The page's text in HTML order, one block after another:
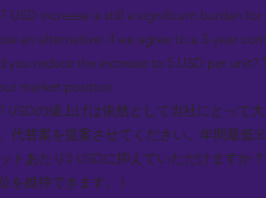
increase is still a significant burden
an alternative: if we agree to a 3-year
reduce the increase to 5 USD per unit?
market position.
USDの値上げは依然として当社にとって
代替案を提案させてください。年間最低
トあたり5 USDに抑えていただけますか
を維持できます。）